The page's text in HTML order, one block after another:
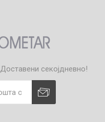
Доставени секојдневно!